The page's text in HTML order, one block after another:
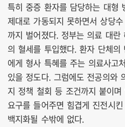
특히 중증 환자를 담당하는 대형
제대로 가동되지 못하면서 상당
까지 벌어졌다. 정부는 의료 대
의 혈세를 투입했다. 환자 단체
에게 형사 특혜를 주는 의료사고
있을 정도다. 그럼에도 전공의와
지 정책 철회 등 조건까지 붙이
요구를 들어주면 힘겹게 진전시
백지화될 수밖에 없다.